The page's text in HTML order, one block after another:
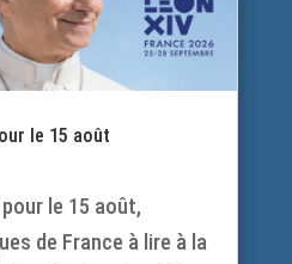
le 15 août
le 15 août,
de France à lire à la